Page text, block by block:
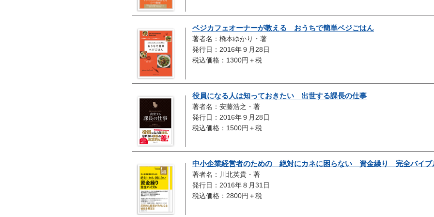
ベジカフェオーナーが教える おうちで簡単ベジごはん
著者名：橋本ゆかり・著
発行日：2016年９月28日
税込価格：1300円＋税
役員になる人は知っておきたい 出世する課長の仕事
著者名：安藤浩之・著
発行日：2016年９月28日
税込価格：1500円＋税
中小企業経営者のための 絶対にカネに困らない 資金繰り 完全バイブ
著者名：川北英貴・著
発行日：2016年８月31日
税込価格：2800円＋税